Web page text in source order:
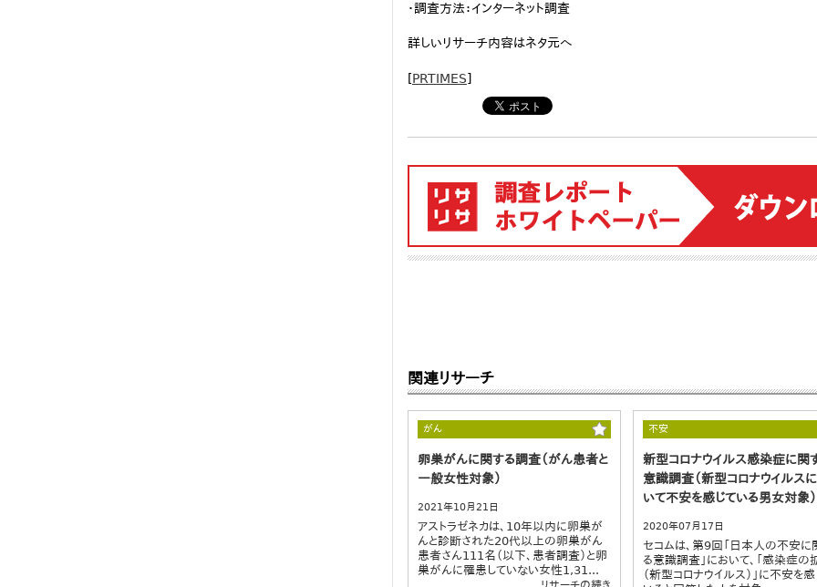
・調査方法：インターネット調査
詳しいリサーチ内容はネタ元へ
[PRTIMES]
関連リサーチ
がん
卵巣がんに関する調査（がん患者と
一般女性対象）
2021年10月21日
アストラゼネカは、10年以内に卵巣が
んと診断された20代以上の卵巣がん
患者さん111名（以下、患者調査）と卵
巣がんに罹患していない女性1,31...
不安
新型コロナウイルス感染症に関
意識調査（新型コロナウイルス
いて不安を感じている男女対象）
2020年07月17日
セコムは、第9回「日本人の不安に
る意識調査」において、「感染症の
（新型コロナウイルス）」に不安を感